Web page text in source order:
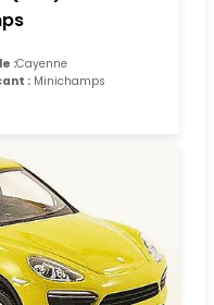
:Cayenne
: Minichamps